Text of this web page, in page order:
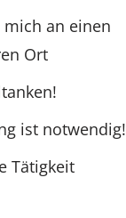
an einen
Ort
ist notwendig!
Tätigkeit